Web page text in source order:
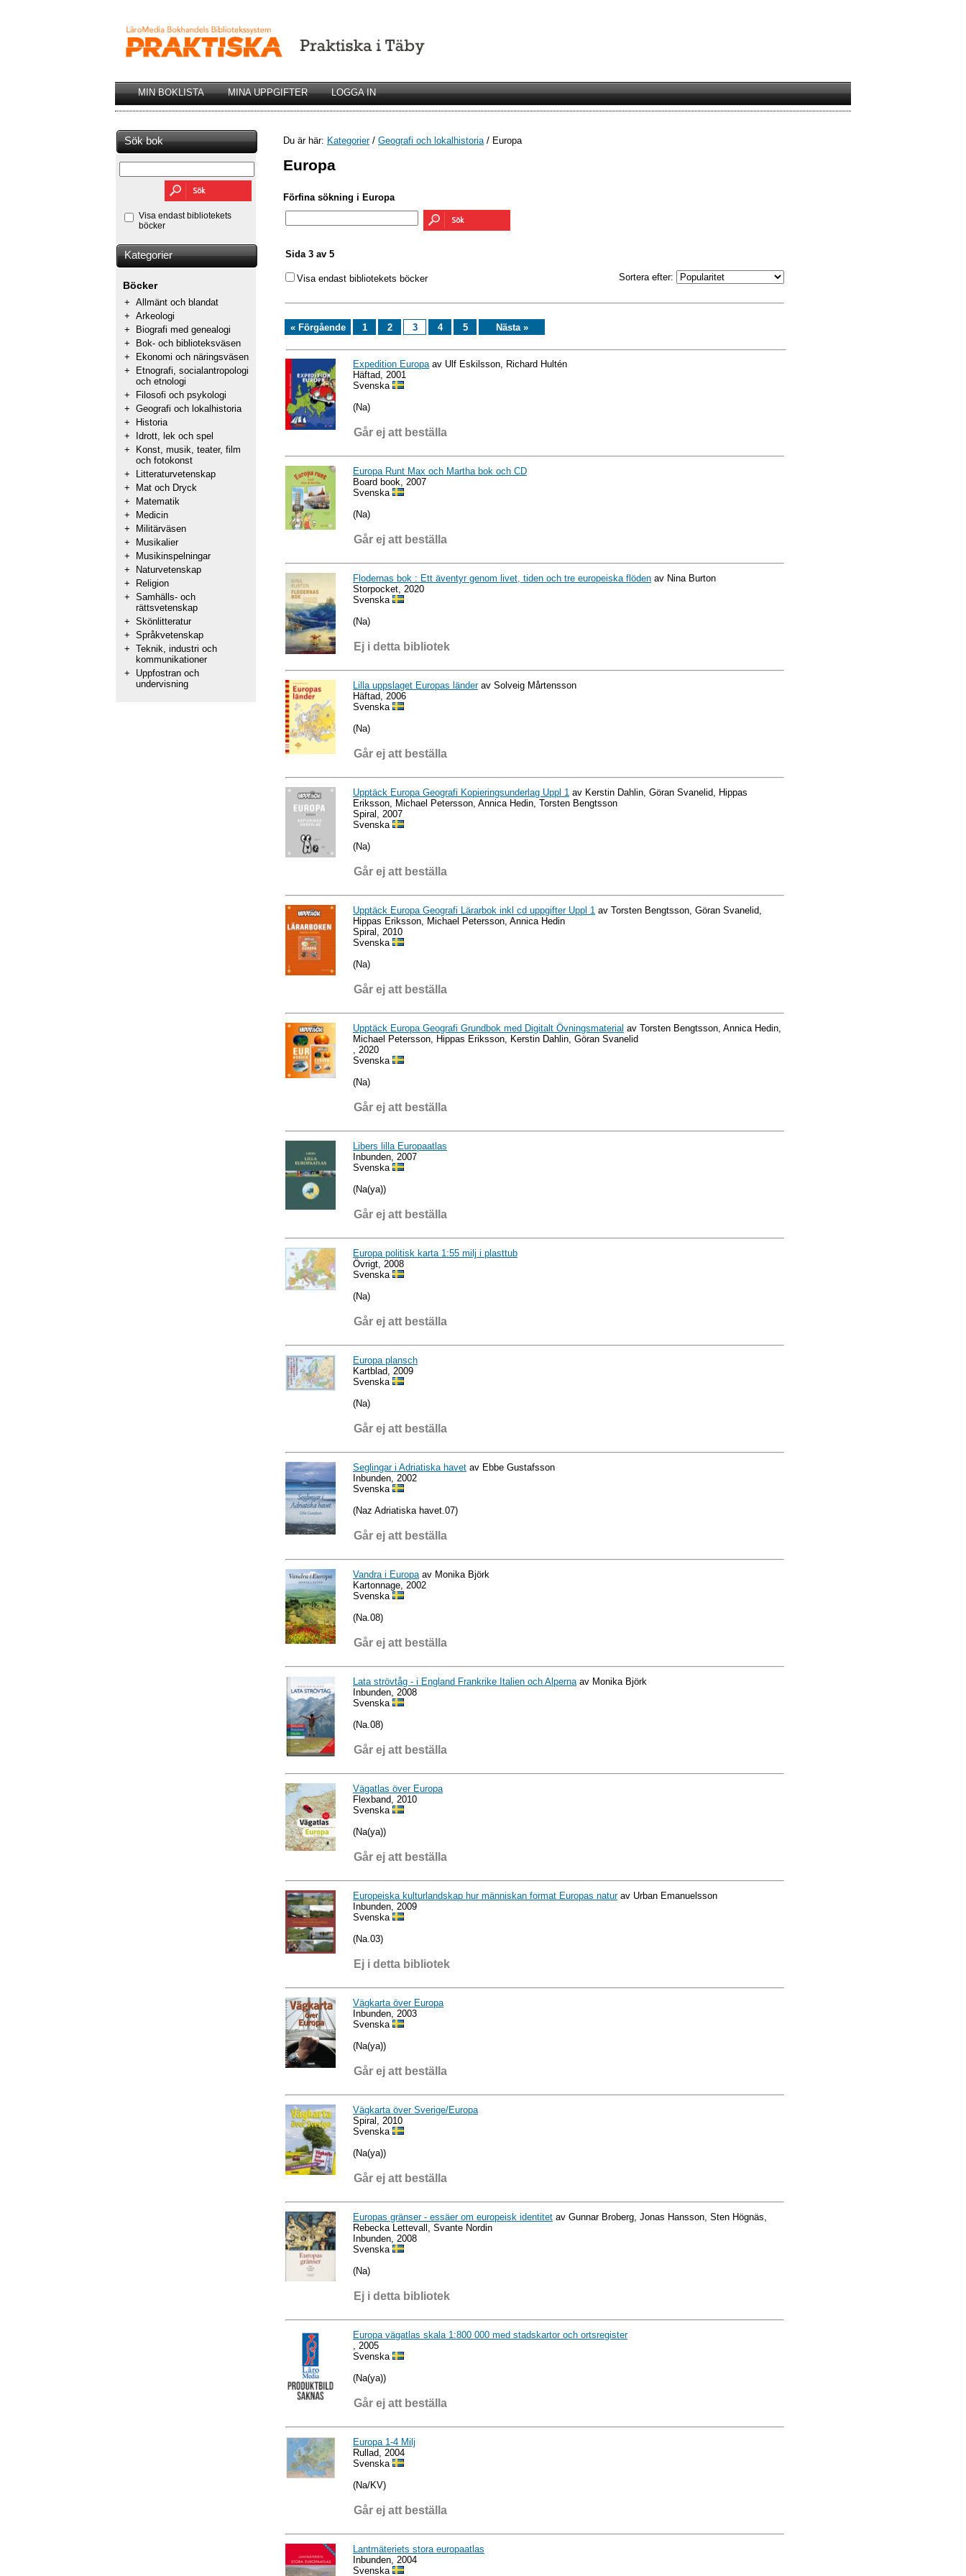
MIN BOKLISTA MINA UPPGIFTER LOGGA IN
Sök bok
Visa endast bibliotekets
böcker
Kategorier
Böcker
+ Allmänt och blandat
+ Arkeologi
+
Biografi med genealogi
+
Bok- och biblioteksväsen
+
Ekonomi och näringsväsen
+
Etnografi, socialantropologi
och etnologi
+
Filosofi och psykologi
+ Geografi och lokalhistoria
+
Historia
+
Idrott, lek och spel
+
Konst, musik, teater, film
och fotokonst
+
Litteraturvetenskap
+
Mat och Dryck
+
Matematik
+
Medicin
+
Militärväsen
+
Musikalier
+
Musikinspelningar
+
Naturvetenskap
+
Religion
+ Samhälls- och
rättsvetenskap
+ Skönlitteratur
+ Språkvetenskap
+ Teknik, industri och
kommunikationer
+
Uppfostran och
undervisning
Du är här: Kategorier/ Geografi och lokalhistoria/ Europa
Europa
Förfina sökning i Europa
Sida 3 av 5
Visa endast bibliotekets böcker Sortera efter:
« Förgående 1 2 3 4 5 Nästa »
Expedition Europa av Ulf Eskilsson, Richard Hultén
Häftad, 2001
Svenska
(Na)
Går ej att beställa
Europa Runt Max och Martha bok och CD
Board book, 2007
Svenska
(Na)
Går ej att beställa
Flodernas bok : Ett äventyr genom livet, tiden och tre europeiska flöden av Nina Burton
Storpocket, 2020
Svenska
(Na)
Ej i detta bibliotek
Lilla uppslaget Europas länderav Solveig Mårtensson
Häftad, 2006
Svenska
(Na)
Går ej att beställa
Upptäck Europa Geografi Kopieringsunderlag Uppl 1 av Kerstin Dahlin, Göran Svanelid, Hippas
Eriksson, Michael Petersson, Annica Hedin, Torsten Bengtsson
Spiral, 2007
Svenska
(Na)
Går ej att beställa
Upptäck Europa Geografi Lärarbok inkl cd uppgifter Uppl 1 av Torsten Bengtsson, Göran Svanelid,
Hippas Eriksson, Michael Petersson, Annica Hedin
Spiral, 2010
Svenska
(Na)
Går ej att beställa
Upptäck Europa Geografi Grundbok med Digitalt Övningsmaterial av Torsten Bengtsson, Annica Hedin,
Michael Petersson, Hippas Eriksson, Kerstin Dahlin, Göran Svanelid
, 2020
Svenska
(Na)
Går ej att beställa
Libers lilla Europaatlas
Inbunden, 2007
Svenska
(Na(ya))
Går ej att beställa
Europa politisk karta 1:55 milj i plasttub
Övrigt, 2008
Svenska
(Na)
Går ej att beställa
Europa plansch
Kartblad, 2009
Svenska
(Na)
Går ej att beställa
Seglingar i Adriatiska havet av Ebbe Gustafsson
Inbunden, 2002
Svenska
(Naz Adriatiska havet.07)
Går ej att beställa
Vandra i Europa av Monika Björk
Kartonnage, 2002
Svenska
(Na.08)
Går ej att beställa
Lata strövtåg - i England Frankrike Italien och Alperna av Monika Björk
Inbunden, 2008
Svenska
(Na.08)
Går ej att beställa
Vägatlas över Europa
Flexband, 2010
Svenska
(Na(ya))
Går ej att beställa
Europeiska kulturlandskap hur människan format Europas naturav Urban Emanuelsson
Inbunden, 2009
Svenska
(Na.03)
Ej i detta bibliotek
Vägkarta över Europa
Inbunden, 2003
Svenska
(Na(ya))
Går ej att beställa
Vägkarta över Sverige/Europa
Spiral, 2010
Svenska
(Na(ya))
Går ej att beställa
Europas gränser - essäer om europeisk identitet av Gunnar Broberg, Jonas Hansson, Sten Högnäs,
Rebecka Lettevall, Svante Nordin
Inbunden, 2008
Svenska
(Na)
Ej i detta bibliotek
Europa vägatlas skala 1:800 000 med stadskartor och ortsregister
, 2005
Svenska
(Na(ya))
Går ej att beställa
Europa 1-4 Milj
Rullad, 2004
Svenska
(Na/KV)
Går ej att beställa
Lantmäteriets stora europaatlas
Inbunden, 2004
Svenska